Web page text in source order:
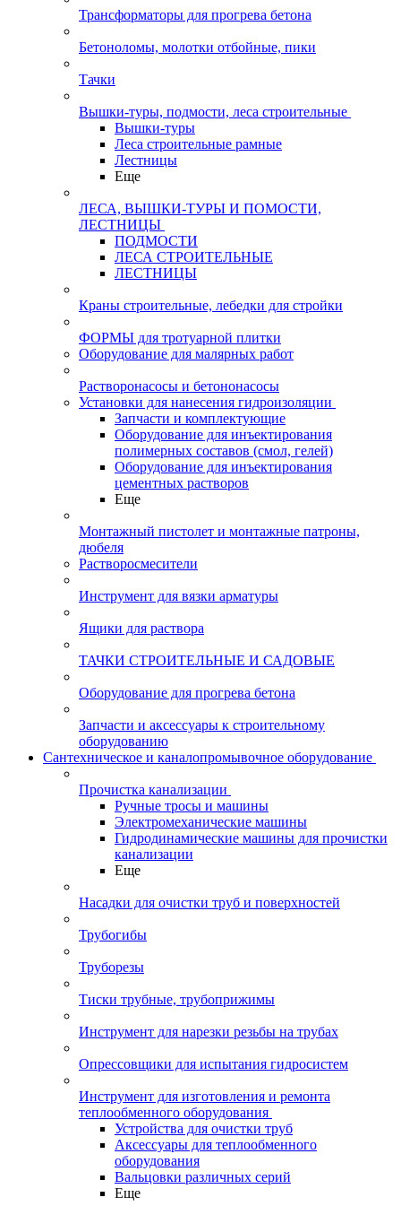
Трансформаторы для прогрева бетона
Бетоноломы, молотки отбойные, пики
Тачки
Вышки-туры, подмости, леса строительные
Вышки-туры
Леса строительные рамные
Лестницы
Еще
ЛЕСА, ВЫШКИ-ТУРЫ И ПОМОСТИ,
ЛЕСТНИЦЫ
ПОДМОСТИ
ЛЕСА СТРОИТЕЛЬНЫЕ
ЛЕСТНИЦЫ
Краны строительные, лебедки для стройки
ФОРМЫ для тротуарной плитки
Оборудование для малярных работ
Растворонасосы и бетононасосы
Установки для нанесения гидроизоляции
Запчасти и комплектующие
Оборудование для инъектирования
полимерных составов (смол, гелей)
Оборудование для инъектирования
цементных растворов
Еще
Монтажный пистолет и монтажные патроны,
дюбеля
Растворосмесители
Инструмент для вязки арматуры
Ящики для раствора
ТАЧКИ СТРОИТЕЛЬНЫЕ И САДОВЫЕ
Оборудование для прогрева бетона
Запчасти и аксессуары к строительному
оборудованию
Сантехническое и каналопромывочное оборудование
Прочистка канализации
Ручные тросы и машины
Электромеханические машины
Гидродинамические машины для прочистки
канализации
Еще
Насадки для очистки труб и поверхностей
Трубогибы
Труборезы
Тиски трубные, трубоприжимы
Инструмент для нарезки резьбы на трубах
Опрессовщики для испытания гидросистем
Инструмент для изготовления и ремонта
теплообменного оборудования
Устройства для очистки труб
Аксессуары для теплообменного
оборудования
Вальцовки различных серий
Еще